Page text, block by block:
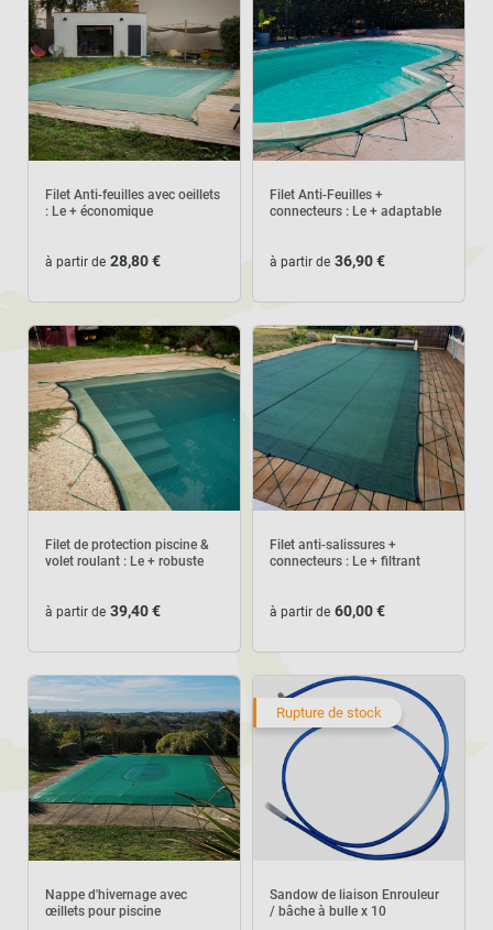
Filet Anti-feuilles avec oeillets
: Le + économique
à partir de 28,80 €
Filet Anti-Feuilles +
connecteurs : Le + adaptable
à partir de 36,90 €
Filet de protection piscine &
volet roulant : Le + robuste
à partir de 39,40 €
Filet anti-salissures +
connecteurs : Le + filtrant
à partir de 60,00 €
Nappe d'hivernage avec
œillets pour piscine
Rupture de stock
Sandow de liaison Enrouleur
/ bâche à bulle x 10